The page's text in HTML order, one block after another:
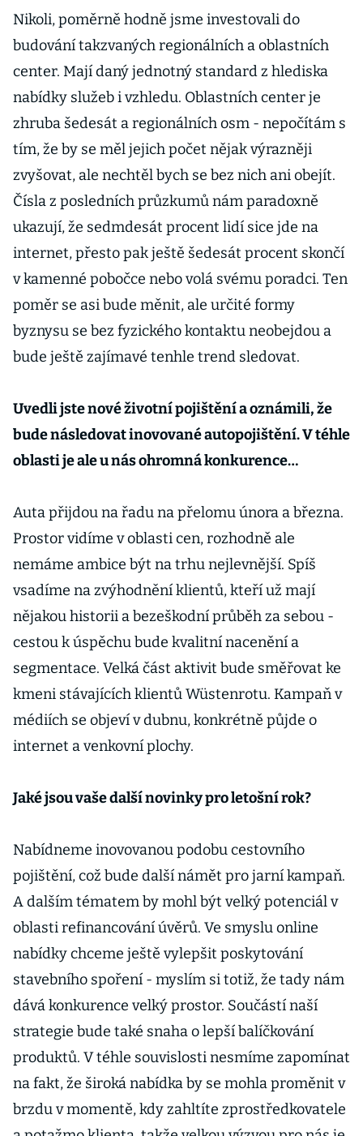
Nikoli, poměrně hodně jsme investovali do
budování takzvaných regionálních a oblastních
center. Mají daný jednotný standard z hlediska
nabídky služeb i vzhledu. Oblastních center je
zhruba šedesát a regionálních osm - nepočítám s
tím, že by se měl jejich počet nějak výrazněji
zvyšovat, ale nechtěl bych se bez nich ani obejít.
Čísla z posledních průzkumů nám paradoxně
ukazují, že sedmdesát procent lidí sice jde na
internet, přesto pak ještě šedesát procent skončí
v kamenné pobočce nebo volá svému poradci. Ten
poměr se asi bude měnit, ale určité formy
byznysu se bez fyzického kontaktu neobejdou a
bude ještě zajímavé tenhle trend sledovat.
Uvedli jste nové životní pojištění a oznámili, že
bude následovat inovované autopojištění. V téhle
oblasti je ale u nás ohromná konkurence…
Auta přijdou na řadu na přelomu února a března.
Prostor vidíme v oblasti cen, rozhodně ale
nemáme ambice být na trhu nejlevnější. Spíš
vsadíme na zvýhodnění klientů, kteří už mají
nějakou historii a bezeškodní průběh za sebou -
cestou k úspěchu bude kvalitní nacenění a
segmentace. Velká část aktivit bude směřovat ke
kmeni stávajících klientů Wüstenrotu. Kampaň v
médiích se objeví v dubnu, konkrétně půjde o
internet a venkovní plochy.
Jaké jsou vaše další novinky pro letošní rok?
Nabídneme inovovanou podobu cestovního
pojištění, což bude další námět pro jarní kampaň.
A dalším tématem by mohl být velký potenciál v
oblasti refinancování úvěrů. Ve smyslu online
nabídky chceme ještě vylepšit poskytování
stavebního spoření - myslím si totiž, že tady nám
dává konkurence velký prostor. Součástí naší
strategie bude také snaha o lepší balíčkování
produktů. V téhle souvislosti nesmíme zapomínat
na fakt, že široká nabídka by se mohla proměnit v
brzdu v momentě, kdy zahltíte zprostředkovatele